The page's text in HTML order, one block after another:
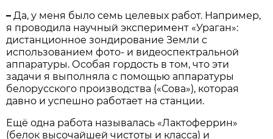
– Да, у меня было семь целевых работ. Например,
я проводила научный эксперимент «Ураган»:
дистанционное зондирование Земли с
использованием фото- и видеоспектральной
аппаратуры. Особая гордость в том, что эти
задачи я выполняла с помощью аппаратуры
белорусского производства («Сова»), которая
давно и успешно работает на станции.
Ещё одна работа называлась «Лактоферрин»
(белок высочайшей чистоты и класса) и